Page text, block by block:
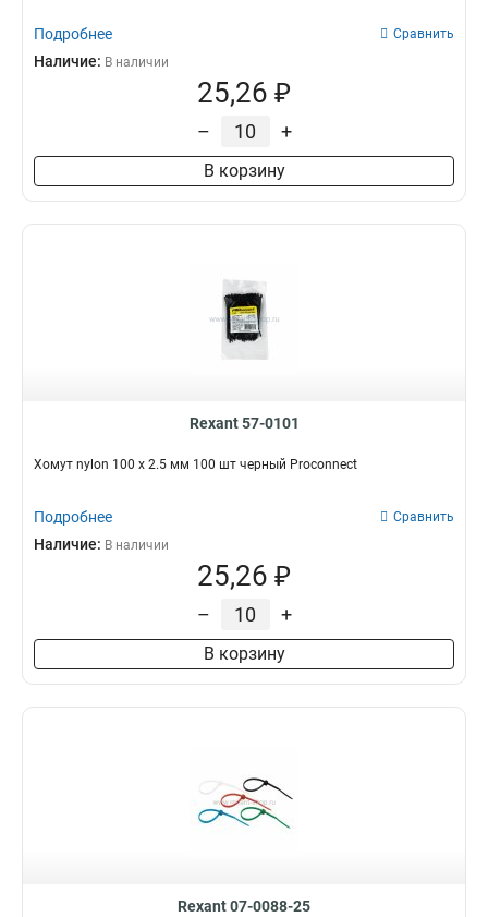
Подробнее Сравнить
Наличие: В наличии
25,26 ₽
– +
В корзину
Rexant 57-0101
Хомут nylon 100 х 2.5 мм 100 шт черный Proconnect
Подробнее Сравнить
Наличие: В наличии
25,26 ₽
– +
В корзину
Rexant 07-0088-25